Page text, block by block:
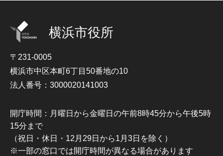
横浜市役所
〒231-0005
横浜市中区本町6丁目50番地の10
法人番号：3000020141003
開庁時間：月曜日から金曜日の午前8時45分から午後5時
15分まで
（祝日・休日・12月29日から1月3日を除く）
※一部の窓口では開庁時間が異なる場合があります